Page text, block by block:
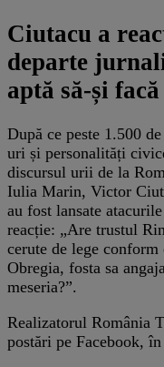
Ciutacu a
departe
aptă să-și
După ce peste 1.500
uri și personalități
discursul urii de la
Iulia Marin, Victor
au fost lansate
reacție: „Are trustul
cerute de lege
Obregia, fosta sa
meseria?”.
Realizatorul România
postări pe Facebook,